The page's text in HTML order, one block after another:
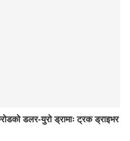
डलर-युरो ड्रामाः ट्रक ड्राइभर